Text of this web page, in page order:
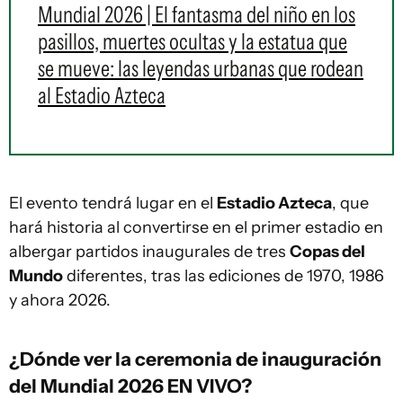
Mundial 2026 | El fantasma del niño en los
pasillos, muertes ocultas y la estatua que
se mueve: las leyendas urbanas que rodean
al Estadio Azteca
El evento tendrá lugar en el Estadio Azteca, que
hará historia al convertirse en el primer estadio en
albergar partidos inaugurales de tres Copas del
Mundodiferentes, tras las ediciones de 1970, 1986
y ahora 2026.
¿Dónde ver la ceremonia de inauguración
del Mundial 2026 EN VIVO?